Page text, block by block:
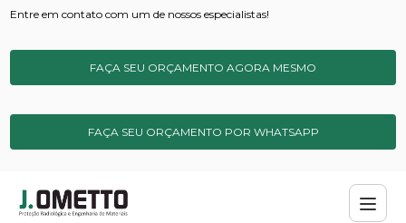
Entre em contato com um de nossos especialistas!
FAÇA SEU ORÇAMENTO AGORA MESMO
FAÇA SEU ORÇAMENTO POR WHATSAPP